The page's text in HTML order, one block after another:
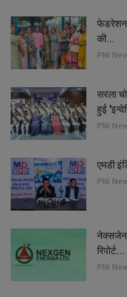
फेडरेशन
की...
PNI
सरला
हुई
PNI
एमडी
PNI
नेक्सजेन
रिपोर्ट...
PNI